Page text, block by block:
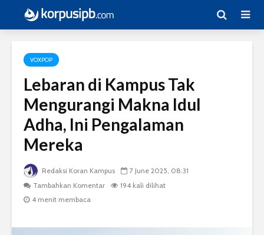
VOXPOP
Lebaran di Kampus Tak
Mengurangi Makna Idul
Adha, Ini Pengalaman
Mereka
Redaksi Koran Kampus
7 June 2025, 08:31
Tambahkan Komentar
194 kali dilihat
4 menit membaca